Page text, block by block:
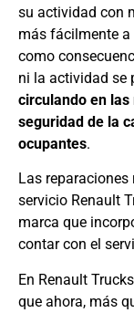
su actividad con
más fácilmente
como
ni la actividad se
circulando en
seguridad de la
ocupantes.
Las
servicio Renault
marca que
contar con el
En Renault
que ahora, más